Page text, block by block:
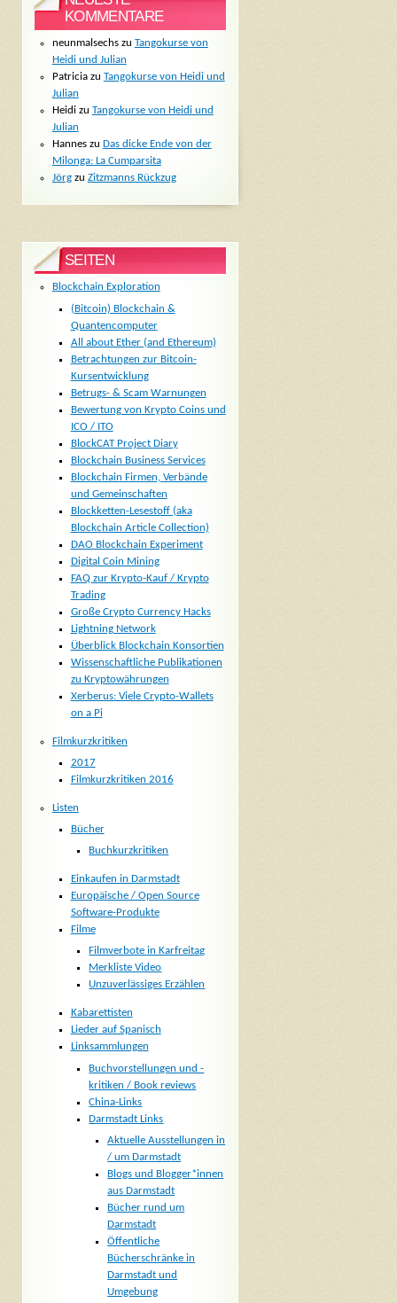
KOMMENTARE
neunmalsechszu Tangokurse von
Heidi und Julian
Patriciazu Tangokurse von Heidi und
Julian
Heidizu Tangokurse von Heidi und
Julian
Hanneszu Das dicke Ende von der
Milonga: La Cumparsita
Jörgzu Zitzmanns Rückzug
SEITEN
Blockchain Exploration
(Bitcoin) Blockchain &
Quantencomputer
All about Ether (and Ethereum)
Betrachtungen zur Bitcoin-
Kursentwicklung
Betrugs- & Scam Warnungen
Bewertung von Krypto Coins und
ICO / ITO
BlockCAT Project Diary
Blockchain Business Services
Blockchain Firmen, Verbände
und Gemeinschaften
Blockketten-Lesestoff (aka
Blockchain Article Collection)
DAO Blockchain Experiment
Digital Coin Mining
FAQ zur Krypto-Kauf / Krypto
Trading
Große Crypto Currency Hacks
Lightning Network
Überblick Blockchain Konsortien
Wissenschaftliche Publikationen
zu Kryptowährungen
Xerberus: Viele Crypto-Wallets
on a Pi
Filmkurzkritiken
2017
Filmkurzkritiken 2016
Listen
Bücher
Buchkurzkritiken
Einkaufen in Darmstadt
Europäische / Open Source
Software-Produkte
Filme
Filmverbote in Karfreitag
Merkliste Video
Unzuverlässiges Erzählen
Kabarettisten
Lieder auf Spanisch
Linksammlungen
Buchvorstellungen und -
kritiken / Book reviews
China-Links
Darmstadt Links
Aktuelle Ausstellungen in
/ um Darmstadt
Blogs und Blogger*innen
aus Darmstadt
Bücher rund um
Darmstadt
Öffentliche
Bücherschränke in
Darmstadt und
Umgebung